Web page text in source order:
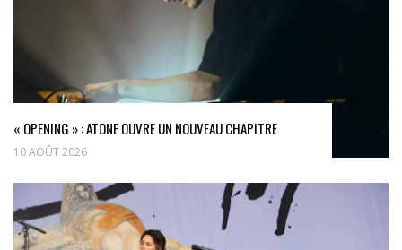
« OPENING » : ATONE OUVRE UN NOUVEAU CHAPITRE
10 AOÛT 2026